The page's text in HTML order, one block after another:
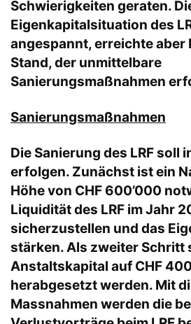
Schwierigkeiten geraten.
Eigenkapitalsituation des
angespannt, erreichte aber
Stand, der unmittelbare
Sanierungsmaßnahmen
Sanierungsmaßnahmen
Die Sanierung des LRF soll
erfolgen. Zunächst ist ein
Höhe von CHF 600’000
Liquidität des LRF im Jahr
sicherzustellen und das
stärken. Als zweiter Schritt
Anstaltskapital auf CHF
herabgesetzt werden. Mit
Massnahmen werden die